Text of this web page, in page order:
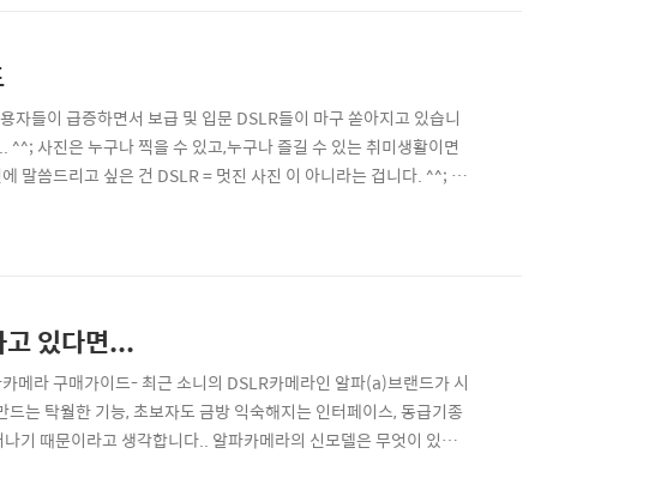
들이 급증하면서 보급 및 입문 DSLR들이 마구 쏟아지고 있습니
사진은 누구나 찍을 수 있고,누구나 즐길 수 있는 취미생활이면
말씀드리고 싶은 건 DSLR = 멋진 사진 이 아니라는 겁니다. ^^; 오
니다. DSLR카메라는 다양한 렌즈와 수동기능을 통해서 자신만의
있다면...
라 구매가이드- 최근 소니의 DSLR카메라인 알파(a)브랜드가 시
는 탁월한 기능, 초보자도 금방 익숙해지는 인터페이스, 동급기종
기 때문이라고 생각합니다.. 알파카메라의 신모델은 무엇이 있는
똑같고 싶지 않다, 작가주의/ FreeStyle 슈팅 등 명언을 남기고